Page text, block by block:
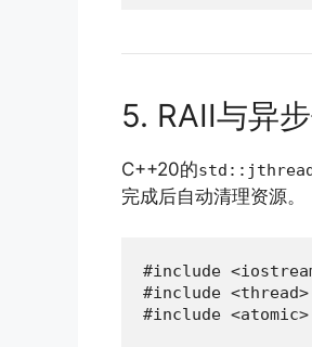
5. RAII与异
C++20的
完成后自动清理资源。
#include
#include <thread>
#include <atomic>